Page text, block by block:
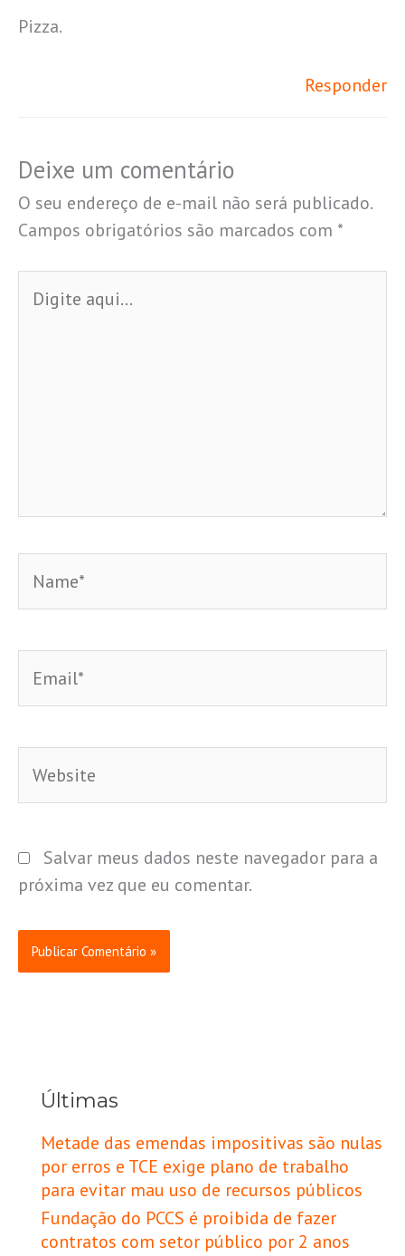
Pizza.
Responder
Deixe um comentário
O seu endereço de e-mail não será publicado.
Campos obrigatórios são marcados com *
aqui...
Salvar meus dados neste navegador para a
próxima vez que eu comentar.
Últimas
Metade das emendas impositivas são nulas
por erros e TCE exige plano de trabalho
para evitar mau uso de recursos públicos
Fundação do PCCS é proibida de fazer
contratos com setor público por 2 anos